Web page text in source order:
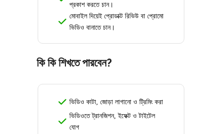
প্রকাশ করতে চান।
মোবাইল দিয়েই প্রোডাক্ট রিভিউ বা প্রোমো
ভিডিও বানাতে চান।
কি কি শিখতে পারবেন?
ভিডিও কাটা, জোড়া লাগানো ও ট্রিমিং করা
ভিডিওতে ট্রানজিশন, ইফেক্ট ও টাইটেল
যোগ